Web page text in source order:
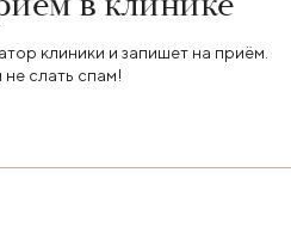
клиники и запишет на приём.
слать спам!